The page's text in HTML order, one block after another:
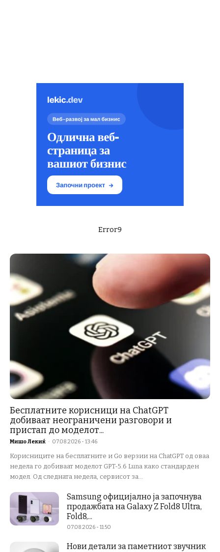
Error9
Бесплатните корисници на ChatGPT
добиваат неограничени разговори и
пристап до моделот...
Мишо Лекиќ - 07.08.2026 - 13:46
Корисниците на бесплатните и Go верзии на ChatGPT од оваа
недела го добиваат моделот GPT-5.6 Luna како стандарден
модел. Од следната недела, сервисот за...
Samsung официјално ја започнува
продажбата на Galaxy Z Fold8 Ultra,
Fold8,...
07.08.2026 - 11:50
Нови детали за паметниот звучник